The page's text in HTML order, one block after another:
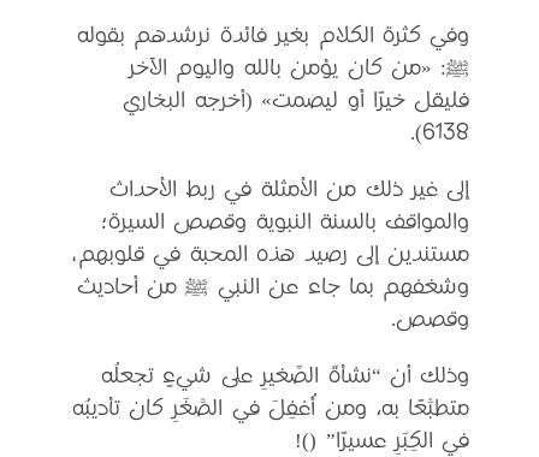
وفي كثرة الكلام بغير فائدة نرشدهم بقوله
ﷺ: «من كان يؤمن بالله واليوم الآخر
فليقل خيرًا أو ليصمت» (أخرجه البخاري
6138).
إلى غير ذلك من الأمثلة في ربط الأحداث
والمواقف بالسنة النبوية وقصص السيرة؛
مستندين إلى رصيد هذه المحبة في قلوبهم،
وشغفهم بما جاء عن النبي ﷺ من أحاديث
وقصص.
وذلك أن “نشأةَ الصَّغيرِ على شيءٍ تجعلُه
متطبِّعًا به، ومن أُغفِلَ في الصِّغَرِ كان تأديبُه
في الكِبَرِ عسيرًا” ()!